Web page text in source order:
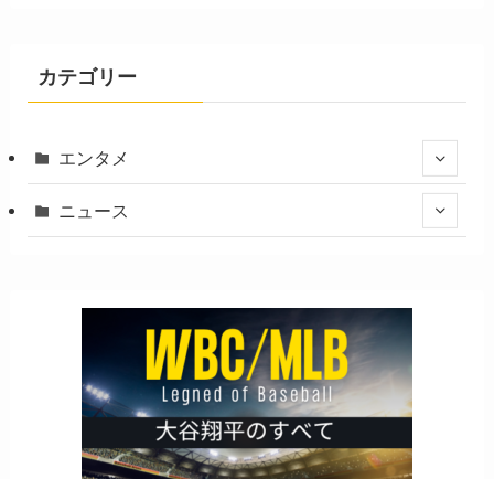
カテゴリー
エンタメ
ニュース